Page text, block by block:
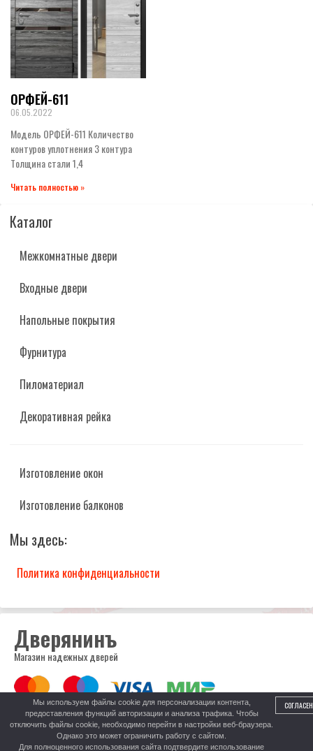
ОРФЕЙ-611
06.05.2022
Модель ОРФЕЙ-611 Количество
контуров уплотнения 3 контура
Tолщина стали 1,4
Читать полностью »
Каталог
Межкомнатные двери
Входные двери
Напольные покрытия
Фурнитура
Пиломатериал
Декоративная рейка
Изготовление окон
Изготовление балконов
Мы здесь:
Политика конфиденциальности
Дверянинъ
Магазин надежных дверей
8 (999) 317-52-52
Центральный рынок, пав. 278
Мы используем файлы cookie для персонализации контента,
предоставления функций авторизации и анализа трафика. Чтобы
отключить файлы cookie, необходимо перейти в настройки веб-браузера.
Однако это может ограничить работу с сайтом.
Для полноценного использования сайта подтвердите использование
СОГЛАСЕН